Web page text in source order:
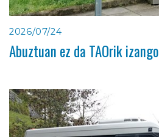
2026/07/24
Abuztuan ez da TAOrik izango